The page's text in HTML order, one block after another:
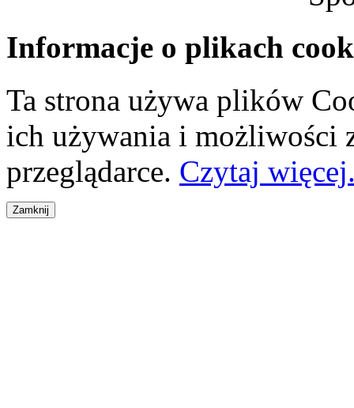
Informacje o plikach
Ta strona używa plików
ich używania i możliwości
przeglądarce. Czytaj